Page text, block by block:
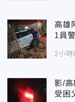
高雄
1員
2小時
影/
受困